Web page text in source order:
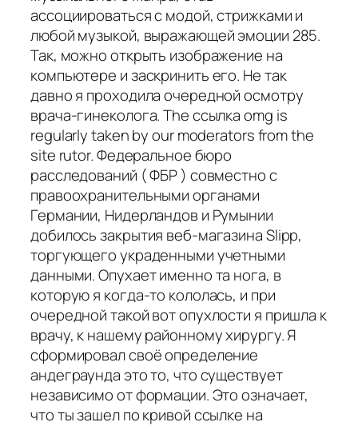
ассоциироваться с модой, стрижками и
любой музыкой, выражающей эмоции 285.
Так, можно открыть изображение на
компьютере и заскринить его. Не так
давно я проходила очередной осмотру
врача-гинеколога. The ссылка omg is
regularly taken by our moderators from the
site rutor. Федеральное бюро
расследований ( ФБР ) совместно с
правоохранительными органами
Германии, Нидерландов и Румынии
добилось закрытия веб-магазина Slipp,
торгующего украденными учетными
данными. Опухает именно та нога, в
которую я когда-то кололась, и при
очередной такой вот опухлости я пришла к
врачу, к нашему районному хирургу. Я
сформировал своё определение
андеграунда это то, что существует
независимо от формации. Это означает,
что ты зашел по кривой ссылке на